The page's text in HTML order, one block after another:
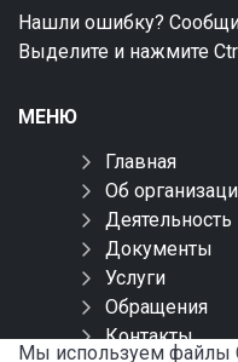
Нашли ошибку?
Выделите и нажмите
МЕНЮ
Главная
Об
Деятельность
Документы
Услуги
Обращения
Контакты
Мы используем файлы